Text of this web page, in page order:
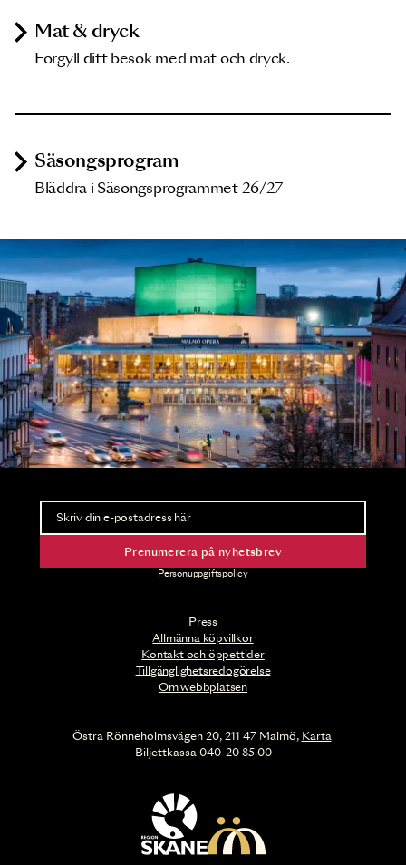
Mat & dryck
Förgyll ditt besök med mat och dryck.
Säsongsprogram
Bläddra i Säsongsprogrammet 26/27
Press
Allmänna köpvillkor
Kontakt och öppettider
Tillgänglighetsredogörelse
Om webbplatsen
Nyhetsbrev
Ta del av förhandsinformation och biljettsläpp.
Prenumerera på nyhetsbrev
Personuppgiftspolicy
Östra Rönneholmsvägen 20, 211 47 Malmö, Karta
Biljettkassa 040-20 85 00